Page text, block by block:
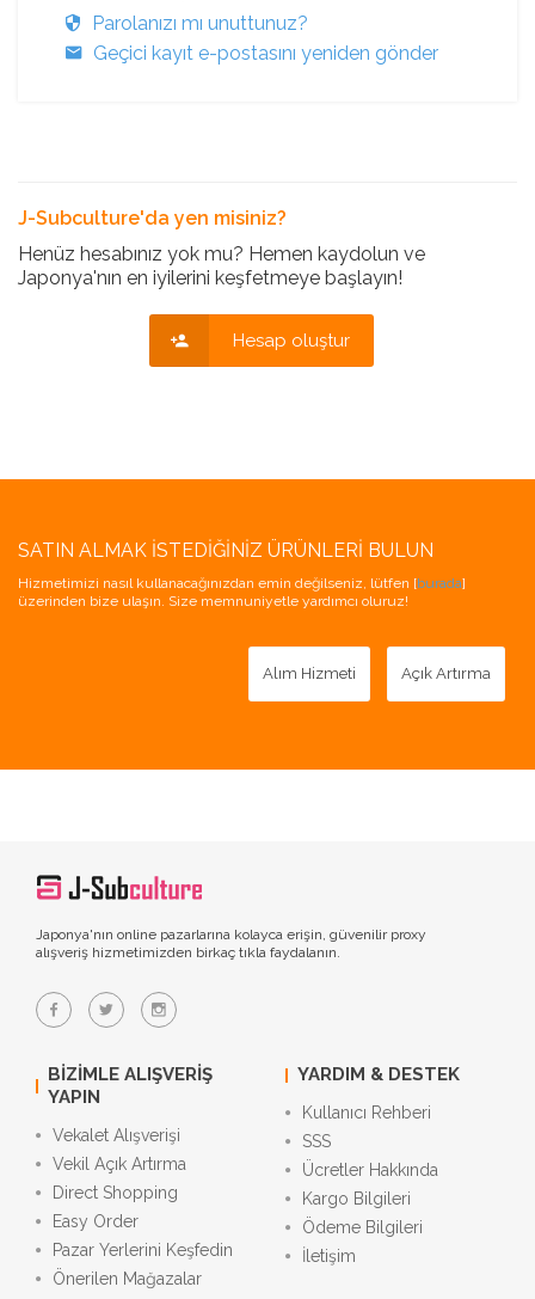
Parolanızı mı unuttunuz?
Geçici kayıt e-postasını yeniden gönder
J-Subculture'da yen misiniz?
Henüz hesabınız yok mu? Hemen kaydolun ve
Japonya'nın en iyilerini keşfetmeye başlayın!
Hesap oluştur
SATIN ALMAK İSTEDIĞINIZ ÜRÜNLERI BULUN
Hizmetimizi nasıl kullanacağınızdan emin değilseniz, lütfen [burada]
üzerinden bize ulaşın. Size memnuniyetle yardımcı oluruz!
Alım Hizmeti Açık Artırma
Japonya'nın online pazarlarına kolayca erişin, güvenilir proxy
alışveriş hizmetimizden birkaç tıkla faydalanın.
BIZIMLE ALIŞVERIŞ
YAPIN
Vekalet Alışverişi
Vekil Açık Artırma
Direct Shopping
Easy Order
Pazar Yerlerini Keşfedin
Önerilen Mağazalar
YARDIM & DESTEK
Kullanıcı Rehberi
SSS
Ücretler Hakkında
Kargo Bilgileri
Ödeme Bilgileri
İletişim